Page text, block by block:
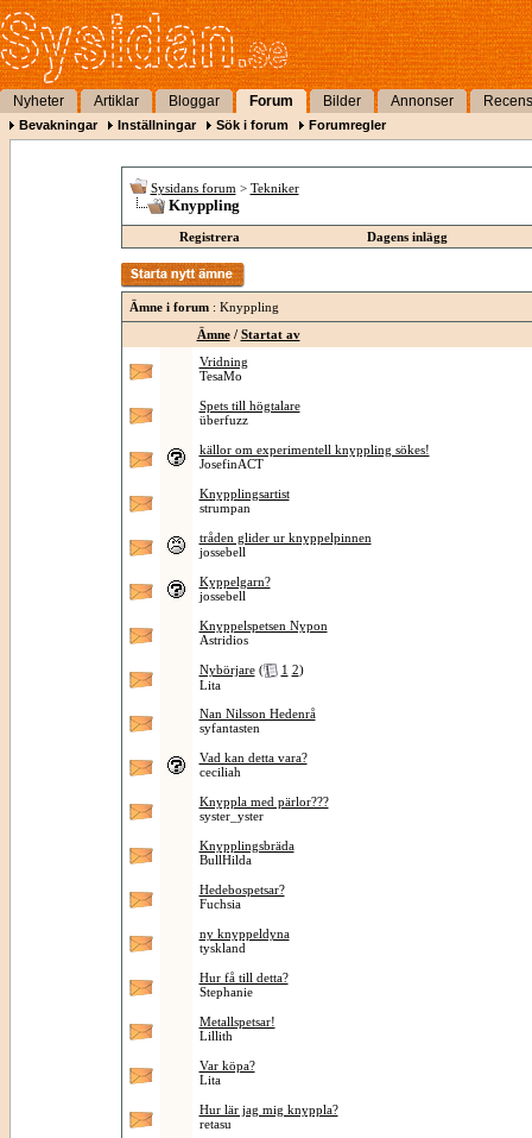
Nyheter Artiklar Bloggar Forum Bilder Annonser
Bevakningar Inställningar Sök i forum Forumregler
Sysidans forum > Tekniker
Knyppling
Registrera Dagens inlägg
Ämne i forum: Knyppling
Ämne/ Startat av
Vridning
TesaMo
Spets till högtalare
überfuzz
källor om experimentell knyppling sökes!
JosefinACT
Knypplingsartist
strumpan
tråden glider ur knyppelpinnen
jossebell
Kyppelgarn?
jossebell
Knyppelspetsen Nypon
Astridios
Nybörjare ( 1 2)
Lita
Nan Nilsson Hedenrå
syfantasten
Vad kan detta vara?
ceciliah
Knyppla med pärlor???
syster_yster
Knypplingsbräda
BullHilda
Hedebospetsar?
Fuchsia
ny knyppeldyna
tyskland
Hur få till detta?
Stephanie
Metallspetsar!
Lillith
Var köpa?
Lita
Hur lär jag mig knyppla?
retasu